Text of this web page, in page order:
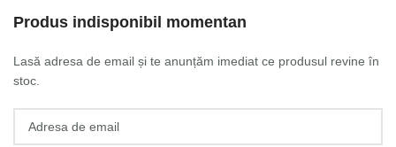
Produs indisponibil momentan
Lasă adresa de email și te anunțăm imediat ce produsul revine în
stoc.